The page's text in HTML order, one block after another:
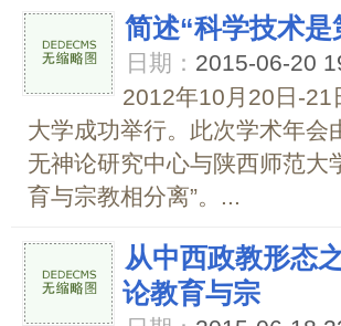
简述“科学技术
日期： 2015-06-20
2012年10月20日-21
大学成功举行。此次学术年
无神论研究中心与陕西师范大
育与宗教相分离”。...
从中西政教形态
论教育与宗